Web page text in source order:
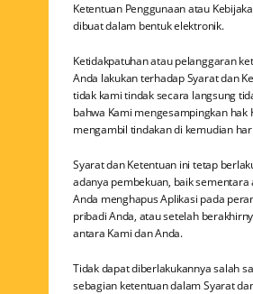
Ketentuan Penggunaan atau
dibuat dalam bentuk elektronik.
Ketidakpatuhan atau pelanggaran
Anda lakukan terhadap Syarat dan
tidak kami tindak secara langsung
bahwa Kami mengesampingkan hak
mengambil tindakan di kemudian
Syarat dan Ketentuan ini tetap
adanya pembekuan, baik sementara
Anda menghapus Aplikasi pada
pribadi Anda, atau setelah
antara Kami dan Anda.
Tidak dapat diberlakukannya salah
sebagian ketentuan dalam Syarat